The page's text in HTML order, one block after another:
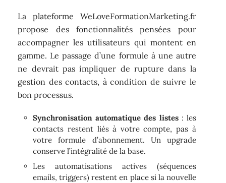
La plateforme WeLoveFormationMarketing.fr
propose des fonctionnalités pensées pour
accompagner les utilisateurs qui montent en
gamme. Le passage d’une formule à une autre
ne devrait pas impliquer de rupture dans la
gestion des contacts, à condition de suivre le
bon processus.
Synchronisation automatique des listes: les
contacts restent liés à votre compte, pas à
votre formule d’abonnement. Un upgrade
conserve l’intégralité de la base.
Les automatisations actives (séquences
emails, triggers) restent en place si la nouvelle